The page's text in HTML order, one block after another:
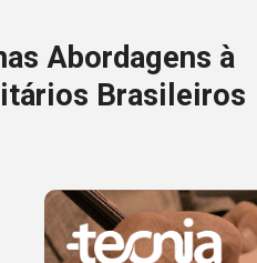
Abordagens à
Brasileiros